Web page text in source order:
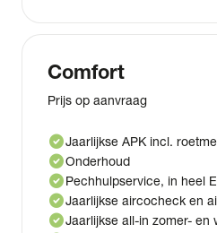
Comfort
Prijs op aanvraag
check_circleJaarlijkse APK incl.
check_circleOnderhoud
check_circlePechhulpservice, in heel
check_circleJaarlijkse aircocheck en
check_circleJaarlijkse all-in zomer- en